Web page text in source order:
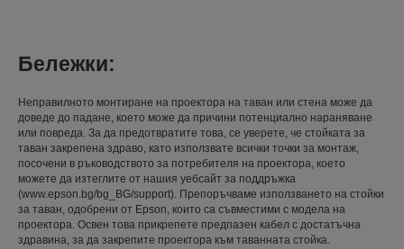
Бележки:
Неправилното монтиране на проектора на таван или стена може да
доведе до падане, което може да причини потенциално нараняване
или повреда. За да предотвратите това, се уверете, че стойката за
таван закрепена здраво, като използвате всички точки за монтаж,
посочени в ръководството за потребителя на проектора, което
можете да изтеглите от нашия уебсайт за поддръжка
(www.epson.bg/bg_BG/support). Препоръчваме използването на стойки
за таван, одобрени от Epson, които са съвместими с модела на
проектора. Освен това прикрепете предпазен кабел с достатъчна
здравина, за да закрепите проектора към таванната стойка.